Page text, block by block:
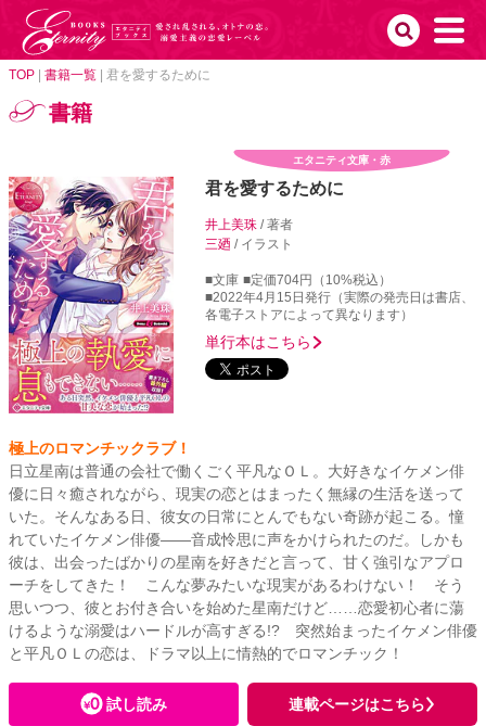
TOP 書籍一覧 君を愛するために
書籍
エタニティ文庫・赤
君を愛するために
井上美珠/ 著者
三廼 / イラスト
■文庫 ■定価704円（10%税込）
■2022年4月15日発行（実際の発売日は書店、
各電子ストアによって異なります）
単行本はこちら
極上のロマンチックラブ！
日立星南は普通の会社で働くごく平凡なＯＬ。大好きなイケメン俳
優に日々癒されながら、現実の恋とはまったく無縁の生活を送って
いた。そんなある日、彼女の日常にとんでもない奇跡が起こる。憧
れていたイケメン俳優――音成怜思に声をかけられたのだ。しかも
彼は、出会ったばかりの星南を好きだと言って、甘く強引なアプロ
ーチをしてきた！ こんな夢みたいな現実があるわけない！ そう
思いつつ、彼とお付き合いを始めた星南だけど……恋愛初心者に蕩
けるような溺愛はハードルが高すぎる!? 突然始まったイケメン俳優
と平凡ＯＬの恋は、ドラマ以上に情熱的でロマンチック！
試し読み 連載ページはこちら